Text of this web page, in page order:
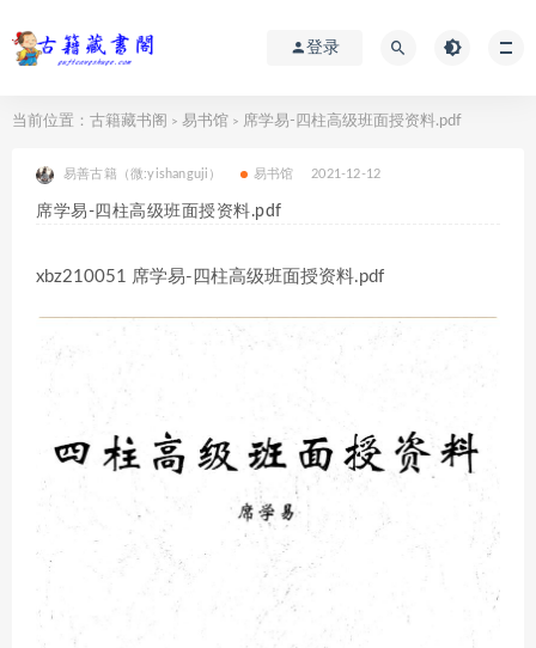
登录
当前位置： 古籍藏书阁 > 易书馆 > 席学易-四柱高级班面授资料.pdf
易善古籍（微:yishanguji） 易书馆 2021-12-12
席学易-四柱高级班面授资料.pdf
xbz210051 席学易-四柱高级班面授资料.pdf